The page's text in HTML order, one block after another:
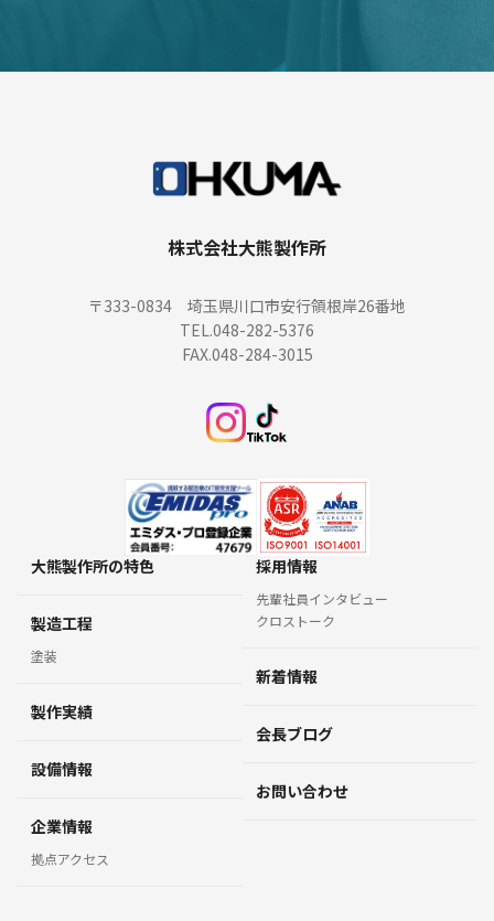
株式会社大熊製作所
〒333-0834 埼玉県川口市安行領根岸26番地
TEL.048-282-5376
FAX.048-284-3015
大熊製作所の特色
製造工程
塗装
製作実績
設備情報
企業情報
拠点アクセス
採用情報
先輩社員インタビュー
クロストーク
新着情報
会長ブログ
お問い合わせ